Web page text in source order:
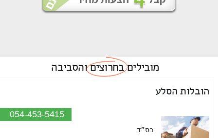
מוביליםבחרוציםוהסביבה
הובלות הסלע
054-453-5415
בס"ד